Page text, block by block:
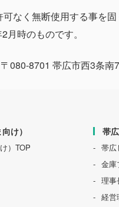
なく無断使用する事を固
月時のものです。
〒080-8701 帯広市西3条南
け）
）TOP
帯
帯広
金庫
理事
経営